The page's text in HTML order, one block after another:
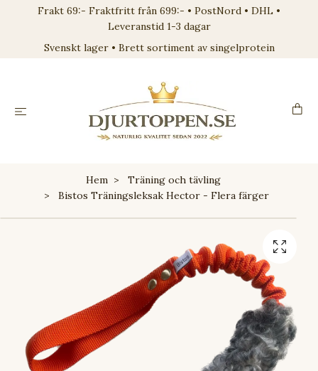
Frakt 69:- Fraktfritt från 699:- • PostNord • DHL •
Leveranstid 1-3 dagar
Svenskt lager • Brett sortiment av singelprotein
Hem
Träning och tävling
Bistos Träningsleksak Hector - Flera färger